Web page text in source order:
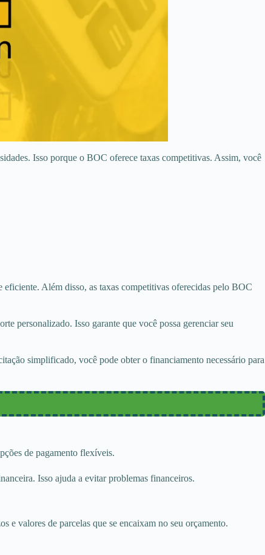
Isso porque o BOC oferece taxas competitivas. Assim, você
eficiente. Além disso, as taxas competitivas oferecidas pelo BOC
personalizado. Isso garante que você possa gerenciar seu
simplificado, você pode obter o financiamento necessário para
de pagamento flexíveis.
Isso ajuda a evitar problemas financeiros.
e valores de parcelas que se encaixam no seu orçamento.